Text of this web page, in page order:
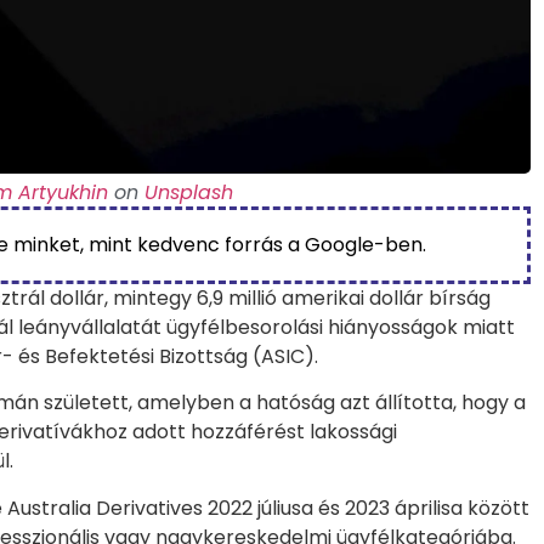
Artyukhinon Unsplash
minket, mint kedvenc forrás a Google-ben.
dollár, mintegy 6,9 millió amerikai dollár bírság
leányvállalatát ügyfélbesorolási hiányosságok miatt
Befektetési Bizottság (ASIC).
született, amelyben a hatóság azt állította, hogy a
adott hozzáférést lakossági
Derivatives 2022 júliusa és 2023 áprilisa között
vagy nagykereskedelmi ügyfélkategóriába.